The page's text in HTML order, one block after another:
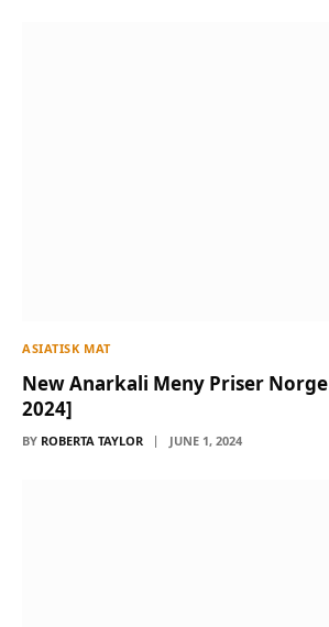
ASIATISK MAT
New Anarkali Meny Priser
2024]
BY ROBERTA TAYLOR JUNE 1, 2024